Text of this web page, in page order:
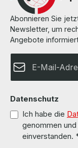
Abonnieren Sie
Newsletter, um
Angebote
Datenschutz
Ich habe die
genommen und
einverstanden.